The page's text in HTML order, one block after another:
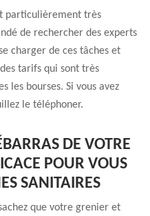
particulièrement très
de rechercher des experts
charger de ces tâches et
tarifs qui sont très
les bourses. Si vous avez
le téléphoner.
DE VOTRE
POUR VOUS
SANITAIRES
que votre grenier et